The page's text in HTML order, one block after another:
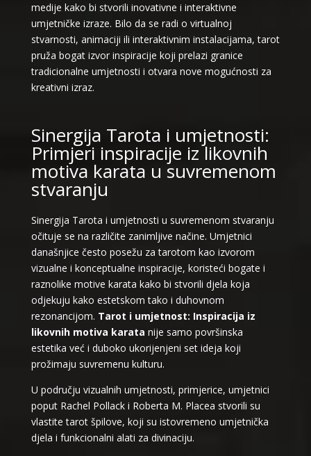
medije kako bi stvorili inovativne i interaktivne
umjetničke izraze. Bilo da se radi o virtualnoj
stvarnosti, animaciji ili interaktivnim instalacijama, tarot
pruža bogat izvor inspiracije koji prelazi granice
tradicionalne umjetnosti i otvara nove mogućnosti za
kreativni izraz.
Sinergija Tarota i umjetnosti:
Primjeri inspiracije iz likovnih
motiva karata u suvremenom
stvaranju
Sinergija Tarota i umjetnosti u suvremenom stvaranju
očituje se na različite zanimljive načine. Umjetnici
današnjice često posežu za tarotom kao izvorom
vizualne i konceptualne inspiracije, koristeći bogate i
raznolike motive karata kako bi stvorili djela koja
odjekuju kako estetskom tako i duhovnom
rezonancijom. Tarot i umjetnost: Inspiracija iz
likovnih motiva karata nije samo površinska
estetika već i duboko ukorijenjeni set ideja koji
prožimaju suvremenu kulturu.
U području vizualnih umjetnosti, primjerice, umjetnici
poput Rachel Pollack i Roberta M. Placea stvorili su
vlastite tarot špilove, koji su istovremeno umjetnička
djela i funkcionalni alati za divinaciju.